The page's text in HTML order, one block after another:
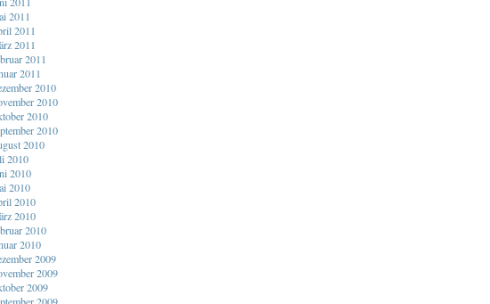
2011
2011
2011
2011
2011
2010
2010
2010
2010
2010
2010
2010
2010
2010
2010
2010
2010
2009
2009
2009